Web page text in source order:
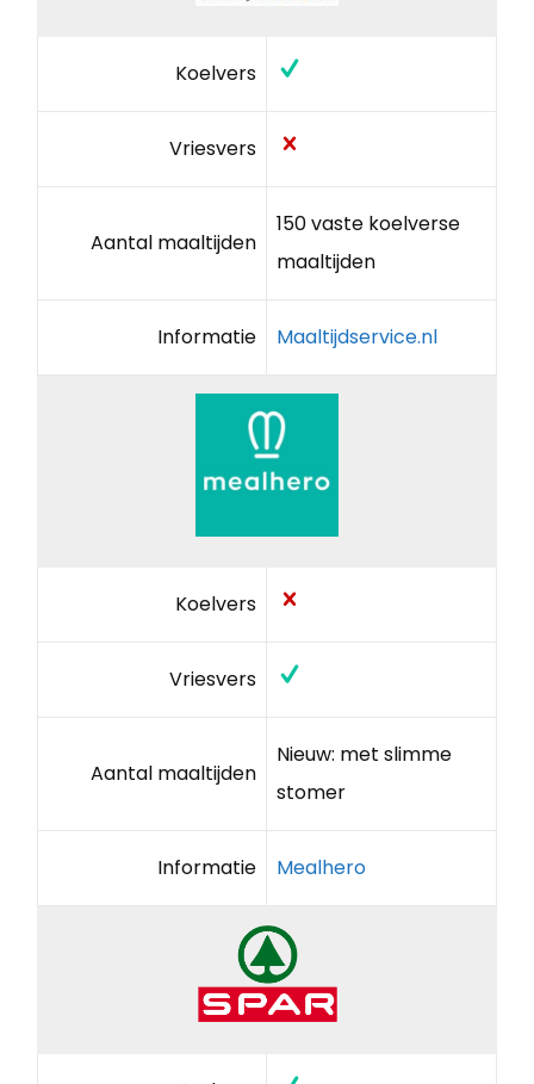
Koelvers
Vriesvers
Aantal maaltijden
150 vaste koelverse
maaltijden
Informatie Maaltijdservice.nl
Koelvers
Vriesvers
Aantal maaltijden
Nieuw: met slimme
stomer
Informatie Mealhero